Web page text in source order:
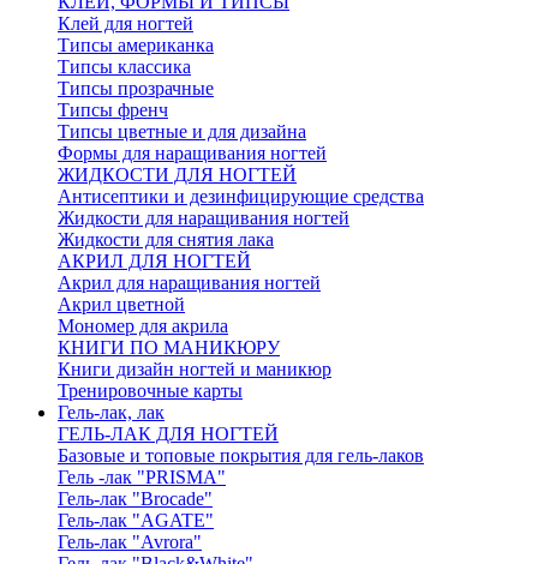
Клей для ногтей
Типсы американка
Типсы классика
Типсы прозрачные
Типсы френч
Типсы цветные и для дизайна
Формы для наращивания ногтей
ЖИДКОСТИ ДЛЯ НОГТЕЙ
Антисептики и дезинфицирующие средства
Жидкости для наращивания ногтей
Жидкости для снятия лака
АКРИЛ ДЛЯ НОГТЕЙ
Акрил для наращивания ногтей
Акрил цветной
Мономер для акрила
КНИГИ ПО МАНИКЮРУ
Книги дизайн ногтей и маникюр
Тренировочные карты
Гель-лак, лак
ГЕЛЬ-ЛАК ДЛЯ НОГТЕЙ
Базовые и топовые покрытия для гель-лаков
Гель -лак "PRISMA"
Гель-лак "Brocade"
Гель-лак "AGATE"
Гель-лак "Avrora"